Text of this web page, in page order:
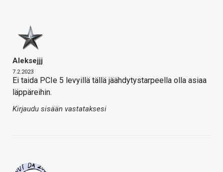
Aleksejjj
7.2.2023
Ei taida PCIe 5 levyillä tällä jäähdytystarpeella olla asiaa
läppäreihin.
Kirjaudu sisään vastataksesi